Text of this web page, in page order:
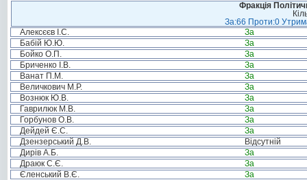
Фракція
За:66 Проти:0
Алексєєв І.С.
За
Бабій Ю.Ю.
За
Бойко О.П.
За
Бриченко І.В.
За
Ванат П.М.
За
Величкович М.Р.
За
Вознюк Ю.В.
За
Гаврилюк М.В.
За
Горбунов О.В.
За
Дейдей Є.С.
За
Дзензерський Д.В.
Відсутній
Дирів А.Б.
За
Драюк С.Є.
За
Єленський В.Є.
За